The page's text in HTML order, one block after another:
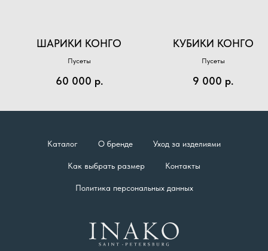
ШАРИКИ КОНГО
Пусеты
60 000 р.
КУБИКИ КОНГО
Пусеты
9 000 р.
Каталог О бренде Уход за изделиями
Как выбрать размер Контакты
Политика персональных данных